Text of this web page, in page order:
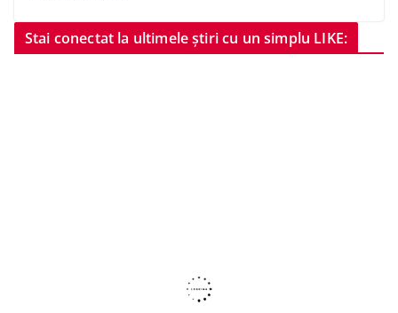
Stai conectat la ultimele știri cu un simplu LIKE: